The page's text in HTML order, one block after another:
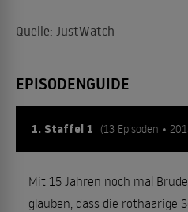
Quelle: JustWatch
EPISODENGUIDE
1. Staffel 1 (13 Episoden •
Mit 15 Jahren noch mal
glauben, dass die rothaarige